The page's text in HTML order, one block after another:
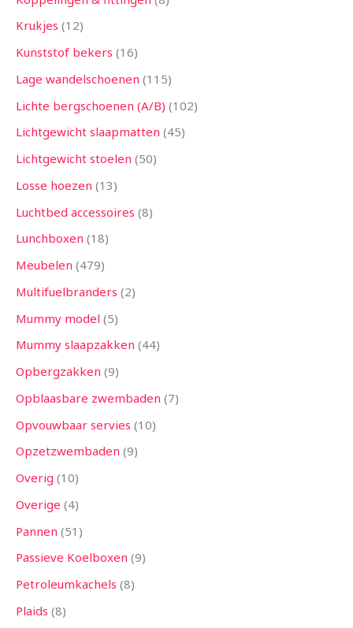
Krukjes 12
Kunststof bekers 16
Lage wandelschoenen 115
Lichte bergschoenen (A/B) 102
Lichtgewicht slaapmatten 45
Lichtgewicht stoelen 50
Losse hoezen 13
Luchtbed accessoires 8
Lunchboxen 18
Meubelen 479
Multifuelbranders 2
Mummy model 5
Mummy slaapzakken 44
Opbergzakken 9
Opblaasbare zwembaden 7
Opvouwbaar servies 10
Opzetzwembaden 9
Overig 10
Overige 4
Pannen 51
Passieve Koelboxen 9
Petroleumkachels 8
Plaids 8